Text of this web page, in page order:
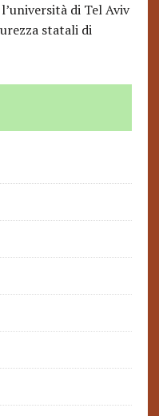
di Tel Aviv
statali di